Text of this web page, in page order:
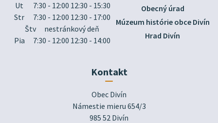
Ut
7:30 - 12:00 12:30 - 15:30
Str
7:30 - 12:00 12:30 - 17:00
Štv
nestránkový deň
Pia
7:30 - 12:00 12:30 - 14:00
Obecný úrad
Múzeum histórie obce Divín
Hrad Divín
Kontakt
Obec Divín
Námestie mieru 654/3
985 52 Divín